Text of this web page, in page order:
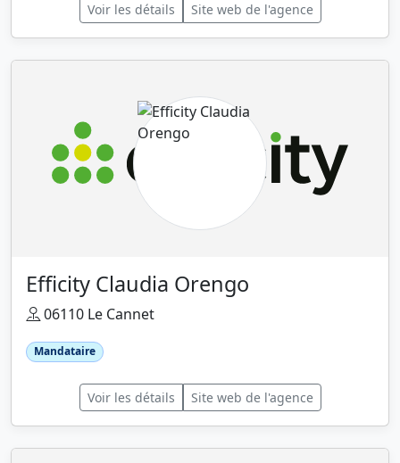
Voir les détails Site web de l'agence
Efficity Claudia Orengo
06110 Le Cannet
Mandataire
Voir les détails Site web de l'agence